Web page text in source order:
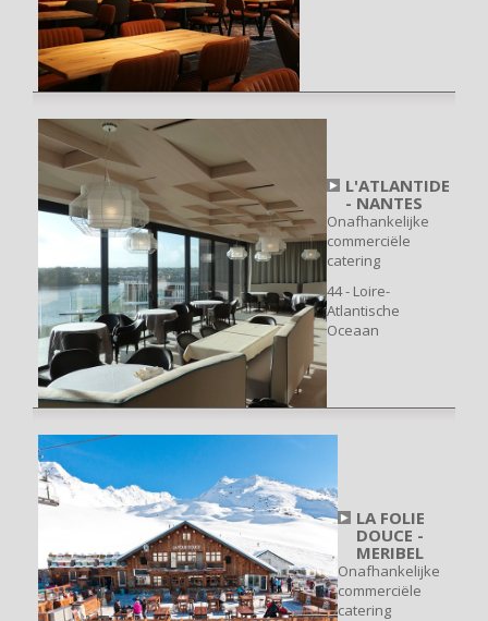
L'ATLANTIDE
- NANTES
Onafhankelijke
commerciële
catering
44 - Loire-
Atlantische
Oceaan
LA FOLIE
DOUCE -
MERIBEL
Onafhankelijke
commerciële
catering